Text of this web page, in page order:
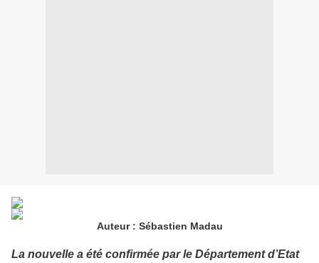
Auteur : Sébastien Madau
La nouvelle a été confirmée par le Département d’Etat